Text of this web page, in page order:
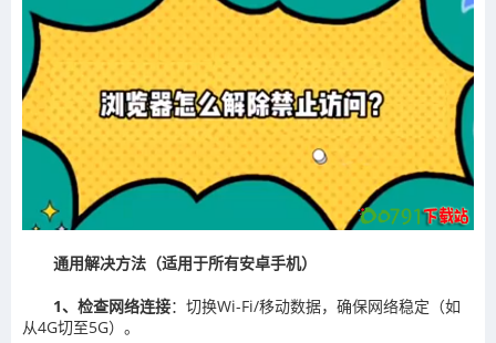
通用解决方法（适用于所有安卓手机）
1‌、检查网络连接‌：切换Wi-Fi/移动数据，确保网络稳定（如
从4G切至5G）。‌‌